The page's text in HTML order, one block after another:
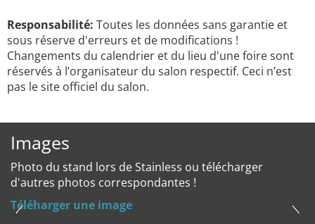
Responsabilité: Toutes les données sans garantie et
sous réserve d'erreurs et de modifications !
Changements du calendrier et du lieu d'une foire sont
réservés à l’organisateur du salon respectif. Ceci n’est
pas le site officiel du salon.
Images
Photo du stand lors de Stainless ou télécharger
d'autres photos correspondantes !
Téléharger une image